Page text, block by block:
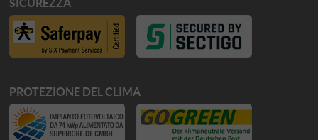
PROTEZIONE DEL CLIMA